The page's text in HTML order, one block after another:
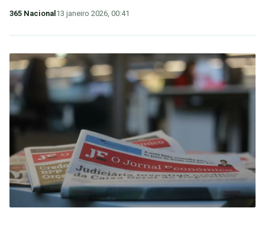
365 Nacional 13 janeiro 2026, 00:41